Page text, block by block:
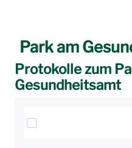
Park am
Protokolle zum
Gesundheitsamt
Elemente auswählen